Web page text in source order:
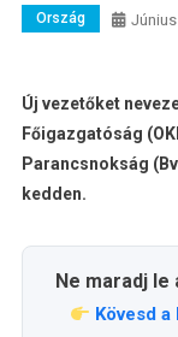
Ország
Új vezetőket
Főigazgatóság
Parancsnokság
kedden.
Ne maradj
Kövesd